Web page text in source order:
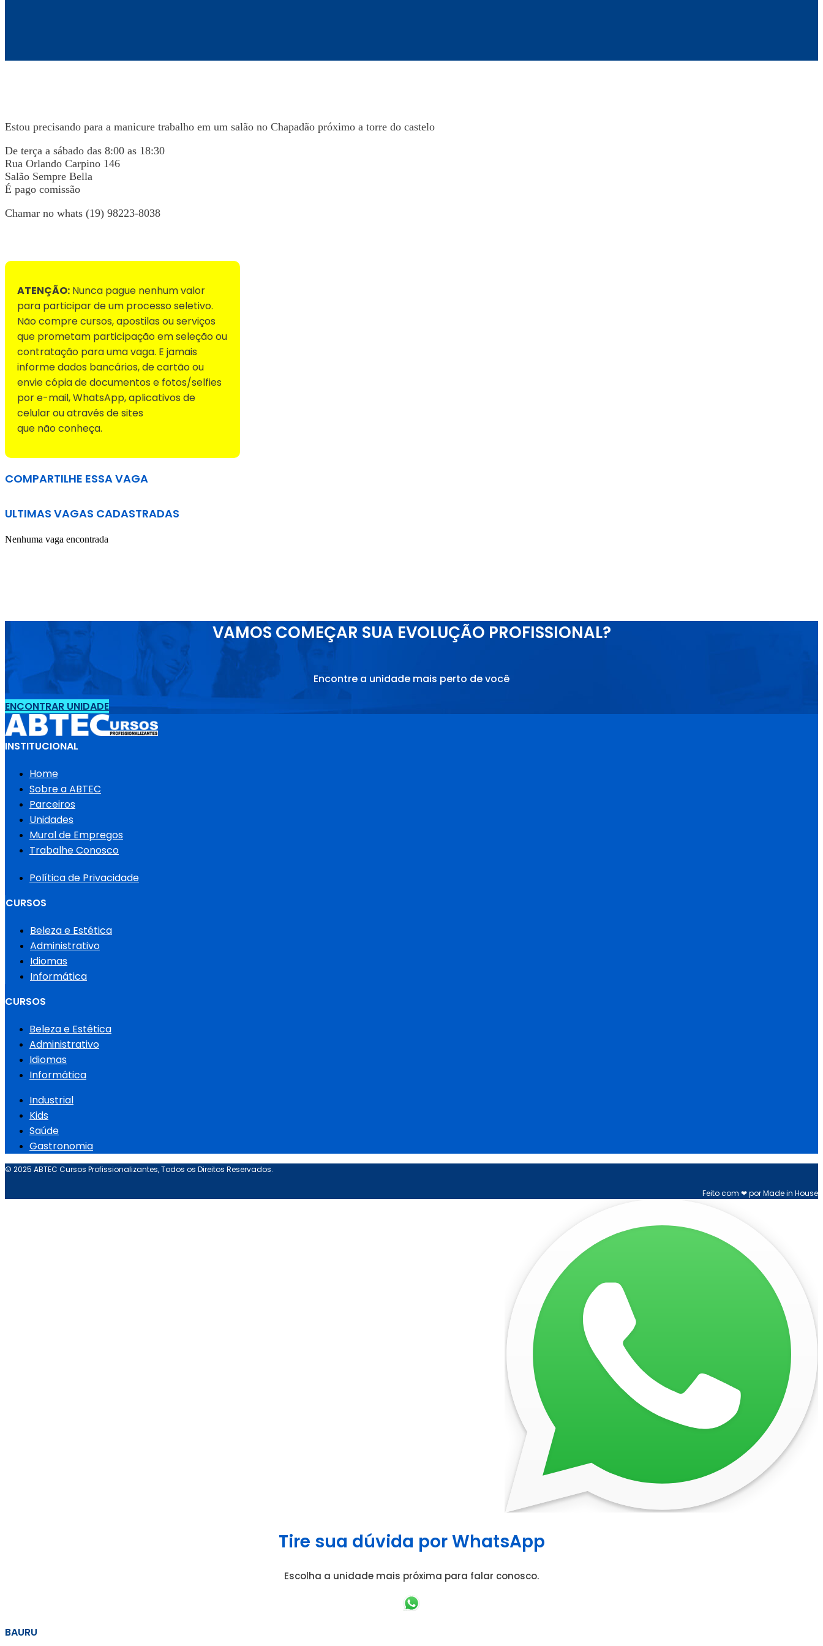
Estou precisando para a manicure trabalho em um salão no Chapadão próximo a torre do castelo
De terça a sábado das 8:00 as 18:30
Rua Orlando Carpino 146
Salão Sempre Bella
É pago comissão
Chamar no whats (19) 98223-8038
ATENÇÃO: Nunca pague nenhum valor
para participar de um processo seletivo.
Não compre cursos, apostilas ou serviços
que prometam participação em seleção ou
contratação para uma vaga. E jamais
informe dados bancários, de cartão ou
envie cópia de documentos e fotos/selfies
por e-mail, WhatsApp, aplicativos de
celular ou através de sites
que não conheça.
COMPARTILHE ESSA VAGA
ULTIMAS VAGAS CADASTRADAS
Nenhuma vaga encontrada
VAMOS COMEÇAR SUA EVOLUÇÃO PROFISSIONAL?
Encontre a unidade mais perto de você
ENCONTRAR UNIDADE
INSTITUCIONAL
Home
Sobre a ABTEC
Parceiros
Unidades
Mural de Empregos
Trabalhe Conosco
Política de Privacidade
CURSOS
Beleza e Estética
Administrativo
Idiomas
Informática
CURSOS
Beleza e Estética
Administrativo
Idiomas
Informática
Industrial
Kids
Saúde
Gastronomia
© 2025 ABTEC Cursos Profissionalizantes, Todos os Direitos Reservados.
Feito com ❤ por Made in House
Tire sua dúvida por WhatsApp
Escolha a unidade mais próxima para falar conosco.
BAURU